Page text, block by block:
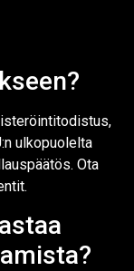
ulkopuolelta
Ota